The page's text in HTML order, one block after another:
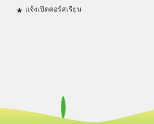
แจ้งเปิดคอร์สเรียน